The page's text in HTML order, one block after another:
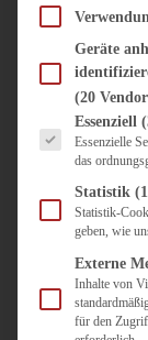
ÜBER
Geräte
(20
Es folgt eine Liste
Essenziell
Essenzielle
das
Statistik
Statistik-
geben, wie
Externe
Inhalte von
für den